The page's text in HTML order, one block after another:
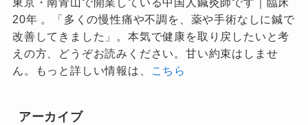
20年 。「多くの慢性痛や不調を、薬や手術なしに鍼で
改善してきました」。本気で健康を取り戻したいと考
えの方、どうぞお読みください。甘い約束はしませ
ん。もっと詳しい情報は、
こちら
アーカイブ